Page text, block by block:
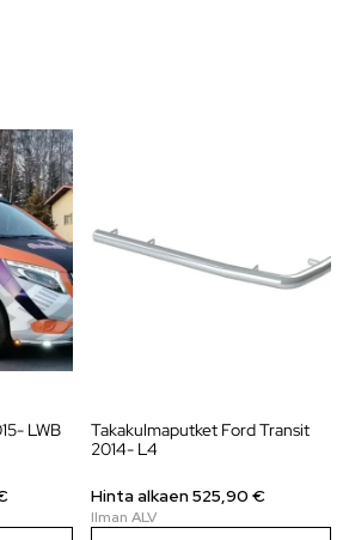
LWB
Takakulmaputket Ford Transit
2014- L4
Hinta alkaen525,90 €